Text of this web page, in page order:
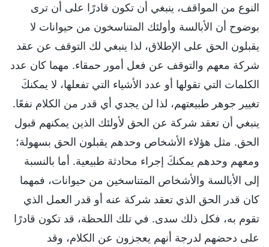
النوع من المواقف، ينبغي أن تكون قادرًا على أن ترى
بوضوح أن الأبالسة وأولئك المتناسخون من حيوانات لا
يقبلون الحق على الإطلاق، لذا ينبغي لك التوقف عن عقد
شركة معهم والتوقف عن فعل أمور حمقاء. مهما كان عدد
الكلمات التي تقولها أو عدد الأشياء التي تفعلها، لا يمكنكَ
تغيير جوهر طبيعتهم، لذا لن يجدي أي قدر من الكلام نفعًا.
ينبغي أن تعقد شركة عن الحق لأولئك الذين يمكنهم قبول
الحق. مثل هؤلاء الأشخاص وحدهم يقبلون الحق بسهولة؛
ومعهم وحدهم يمكنكَ إجراء محادثة طبيعية. أما بالنسبة
إلى الأبالسة والأشخاص المتناسخين من حيوانات، فمهما
كان قدر الحق الذي تعقد شركة عنه أو قدر العمل الذي
تقوم به، فكل ذلك سدى. في تلك اللحظة، قد تكون قادرًا
على دحضهم لدرجة أنهم يعجزون عن الكلام، وقد